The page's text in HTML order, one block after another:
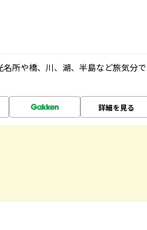
所や橋、川、湖、半島など旅気分で
詳細を見る